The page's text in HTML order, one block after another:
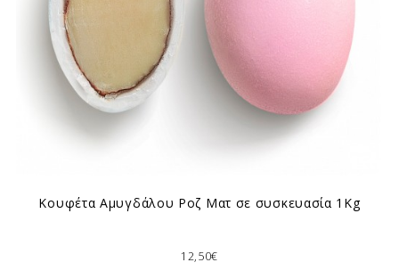
Κουφέτα Αμυγδάλου Ροζ Ματ σε συσκευασία 1Kg
12,50€